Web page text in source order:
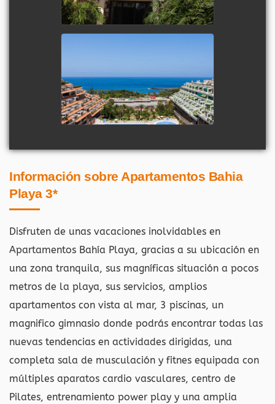
Información sobre Apartamentos Bahia
Playa 3*
Disfruten de unas vacaciones inolvidables en
Apartamentos Bahía Playa, gracias a su ubicación en
una zona tranquila, sus magníficas situación a pocos
metros de la playa, sus servicios, amplios
apartamentos con vista al mar, 3 piscinas, un
magnifico gimnasio donde podrás encontrar todas las
nuevas tendencias en actividades dirigidas, una
completa sala de musculación y fitnes equipada con
múltiples aparatos cardio vasculares, centro de
Pilates, entrenamiento power play y una amplia